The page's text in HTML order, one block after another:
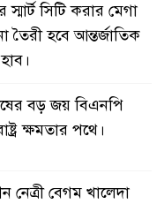
স্মার্ট সিটি করার মেগা
তৈরী হবে আন্তর্জাতিক
বড় জয় বিএনপি
ক্ষমতার পথে।
বেগম খালেদা